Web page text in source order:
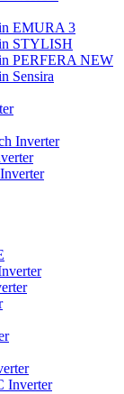
EMURA 3
STYLISH
PERFERA NEW
Sensira
Inverter
Inverter